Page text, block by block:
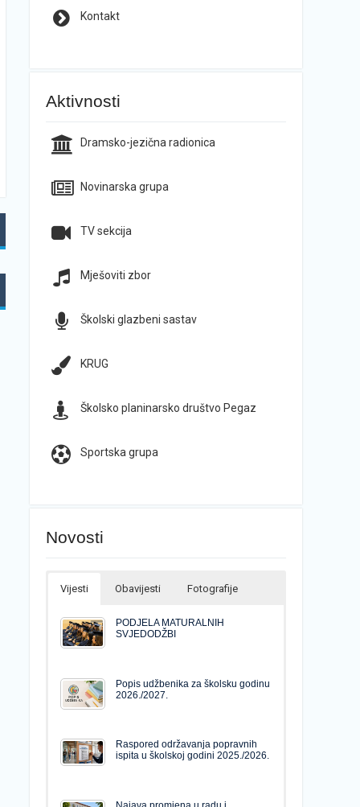
Kontakt
Aktivnosti
Dramsko-jezična radionica
Novinarska grupa
TV sekcija
Mješoviti zbor
Školski glazbeni sastav
KRUG
Školsko planinarsko društvo Pegaz
Sportska grupa
Novosti
Vijesti Obavijesti Fotografije
PODJELA MATURALNIH
SVJEDODŽBI
Popis udžbenika za školsku godinu
2026./2027.
Raspored održavanja popravnih
ispita u školskoj godini 2025./2026.
Najava promjena u radu i